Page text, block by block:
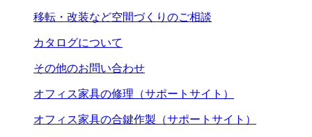
移転・改装など空間づくりのご相談
カタログについて
その他のお問い合わせ
オフィス家具の修理（サポートサイト）
オフィス家具の合鍵作製（サポートサイト）